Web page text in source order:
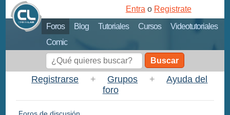
Foros Blog Tutoriales Cursos
Videotutoriales
Comic
Entra o Registrate
Buscar
Registrarse + Grupos +
Ayuda del
foro